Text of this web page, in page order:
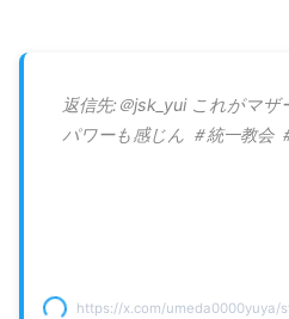
返信先:＠jsk_yui これがマ
パワーも感じん ＃統一教会
https://x.com/umeda0000yuya/